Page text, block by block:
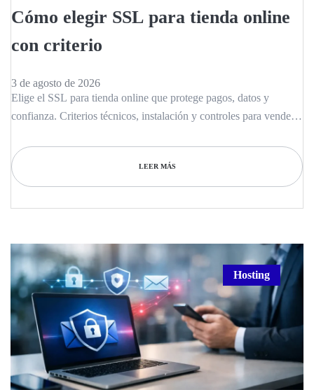
Cómo elegir SSL para tienda online
con criterio
3 de agosto de 2026
Elige el SSL para tienda online que protege pagos, datos y
confianza. Criterios técnicos, instalación y controles para vender
LEER MÁS
Hosting